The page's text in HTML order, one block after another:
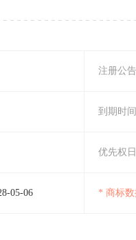
注册公
到期时间
优先权日
05-06 * 商标数